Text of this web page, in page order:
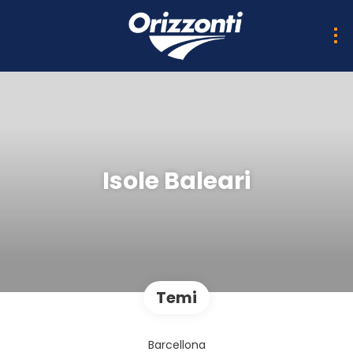
Isole Baleari
Temi
Barcellona